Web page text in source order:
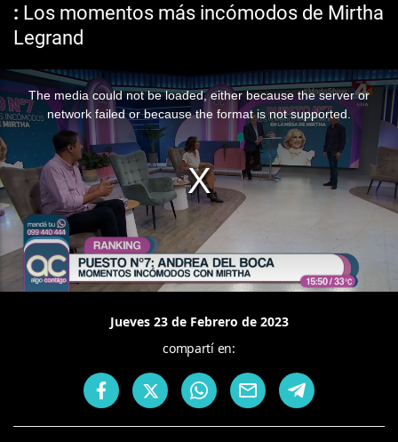
Los momentos más incómodos de Mirtha
Legrand
The media could not be loaded, either because the server or
network failed or because the format is not supported.
Jueves 23 de Febrero de 2023
compartí en: